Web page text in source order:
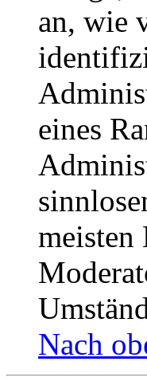
an, wie
eines
meisten
Nach